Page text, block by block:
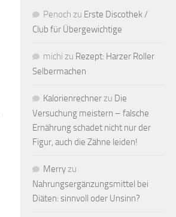
Penoch zu Erste Discothek /
Club für Übergewichtige
michi zu Rezept: Harzer Roller
Selbermachen
Kalorienrechnerzu Die
Versuchung meistern – falsche
Ernährung schadet nicht nur der
Figur, auch die Zähne leiden!
Merryzu
Nahrungsergänzungsmittel bei
Diäten: sinnvoll oder Unsinn?